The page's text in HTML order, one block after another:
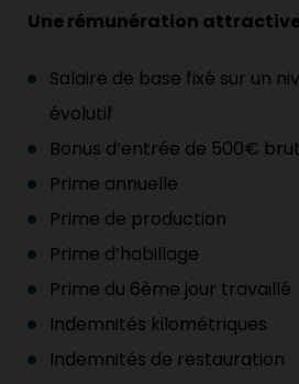
Une rémunération
Salaire de base fixé sur un
évolutif
Bonus d’entrée de 500€ brut
Prime annuelle
Prime de production
Prime d’habillage
Prime du 6ème jour travaillé
Indemnités kilométriques
Indemnités de restauration